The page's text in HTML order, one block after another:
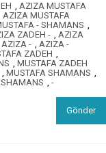
, AZIZA MUSTAFA
AZIZA MUSTAFA
- SHAMANS ,
ZADEH - , AZIZA
AZIZA - , AZIZA -
ZADEH ,
, MUSTAFA ZADEH
, MUSTAFA SHAMANS ,
, -
Gönder